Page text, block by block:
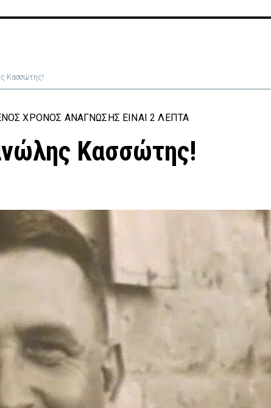
Κασσώτης!
ΧΡΌΝΟΣ ΑΝΆΓΝΩΣΗΣ ΕΊΝΑΙ 2 ΛΕΠΤΆ
Κασσώτης!